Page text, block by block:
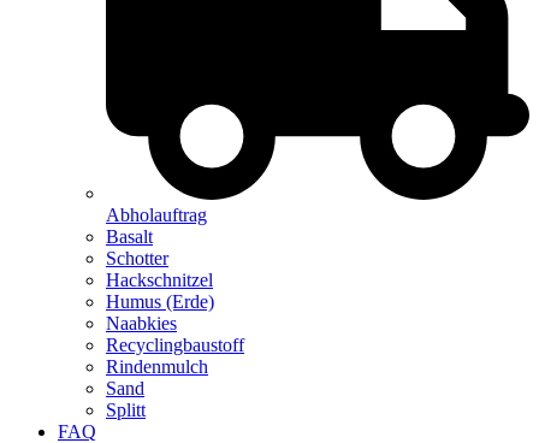
Abholauftrag
Basalt
Schotter
Hackschnitzel
Humus (Erde)
Naabkies
Recyclingbaustoff
Rindenmulch
Sand
Splitt
FAQ